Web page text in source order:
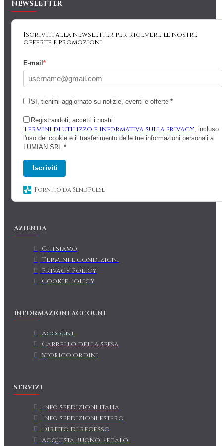
NEWSLETTER
Iscriviti alla newsletter per ricevere le nostre
offerte e promozioni!
E-mail *
Sì, tienimi aggiornato su notizie, eventi e offerte *
Registrandoti, accetti i nostri
Termini di utilizzo e Informativa sulla privacy, incluso
l'uso dei cookie e il trasferimento delle tue informazioni personali a
LUMIAN SRL *
Iscriviti
Fornito da SendPulse
AZIENDA
Chi siamo
Termini e condizioni
Privacy Policy
Cookie Policy
INFORMAZIONI ACCOUNT
Account
Carrello della spesa
Storico ordini
SERVIZI
Info spedizioni Italia
Info spedizioni estero
Diritto di recesso
Acquista Buono Regalo